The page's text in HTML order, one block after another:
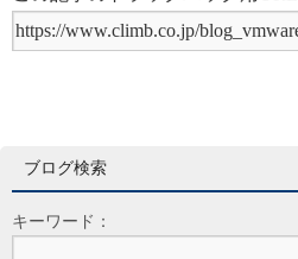
ブログ検索
キーワード：